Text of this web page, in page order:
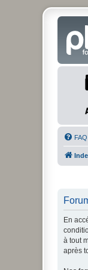
FAQ
En
à tout
après